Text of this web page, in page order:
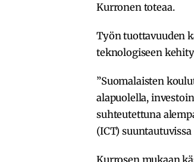
Kurronen toteaa.
Työn tuottavuuden
teknologiseen
”Suomalaisten
alapuolella,
suhteutettuna
(ICT)
Kurrosen mukaan